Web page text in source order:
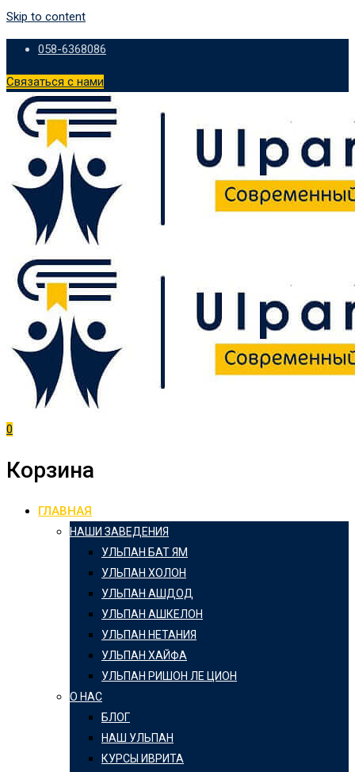
Skip to content
058-6368086
Связаться с нами
0
Корзина
ГЛАВНАЯ
НАШИ ЗАВЕДЕНИЯ
УЛЬПАН БАТ ЯМ
УЛЬПАН ХОЛОН
УЛЬПАН АШДОД
УЛЬПАН АШКЕЛОН
УЛЬПАН НЕТАНИЯ
УЛЬПАН ХАЙФА
УЛЬПАН РИШОН ЛЕ ЦИОН
О НАС
БЛОГ
НАШ УЛЬПАН
КУРСЫ ИВРИТА